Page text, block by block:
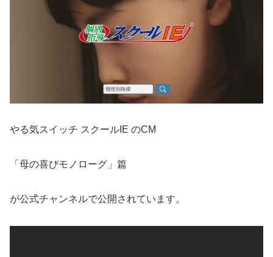
やる気スイッチ スクールIE のCM
「母の喜びモノローグ」篇
が公式チャンネルで公開されています。